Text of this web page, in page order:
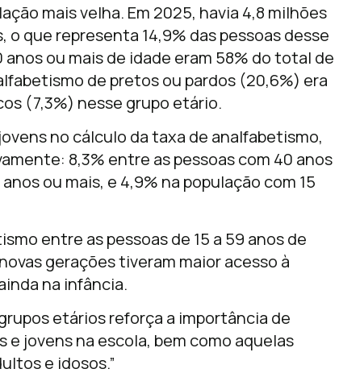
mais velha. Em 2025, havia 4,8 milhões
que representa 14,9% das pessoas desse
ou mais de idade eram 58% do total de
de pretos ou pardos (20,6%) era
(7,3%) nesse grupo etário.
no cálculo da taxa de analfabetismo,
8,3% entre as pessoas com 40 anos
ou mais, e 4,9% na população com 15
entre as pessoas de 15 a 59 anos de
gerações tiveram maior acesso à
na infância.
etários reforça a importância de
jovens na escola, bem como aquelas
e idosos.”